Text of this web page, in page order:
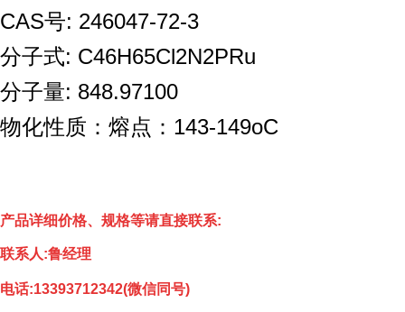
CAS号: 246047-72-3
分子式: C46H65Cl2N2PRu
分子量: 848.97100
物化性质：熔点：143-149oC
产品详细价格、规格等请直接联系:
联系人:鲁经理
电话:13393712342(微信同号)